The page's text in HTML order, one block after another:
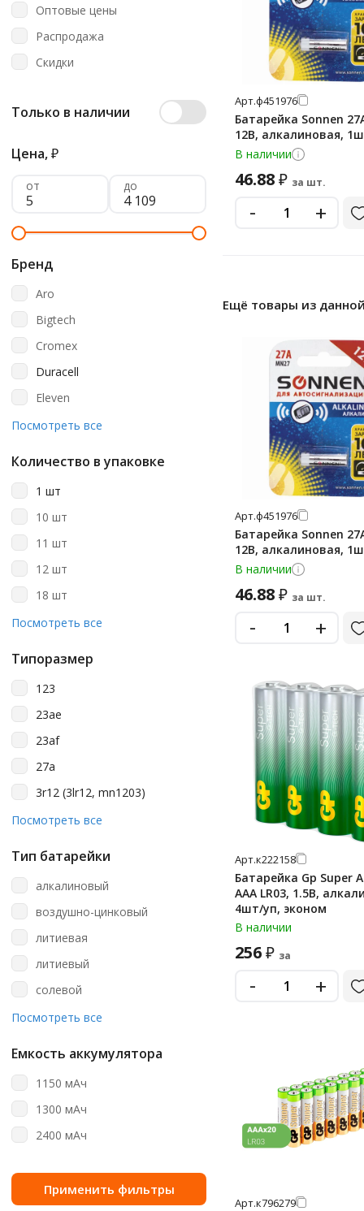
Оптовые цены
Распродажа
Скидки
Только в наличии
Цена,₽
от до
Бренд
Aro
Bigtech
Cromex
Duracell
Eleven
Energizer
Smart Buy
Smartbuy
Sonnen
Varta
Посмотреть все
Количество в упаковке
1 шт
10 шт
11 шт
12 шт
18 шт
2 шт
60 шт
8 шт
Посмотреть все
Типоразмер
123
23ae
23af
27a
3r12 (3lr12, mn1203)
a23
aa/aaa
cr123a
cr1616
cr2
cr2016
cr2025
cr2032 (5004lc)
Посмотреть все
Тип батарейки
алкалиновый
воздушно-цинковый
литиевая
литиевый
солевой
щелочная
Посмотреть все
Емкость аккумулятора
1150 мАч
1300 мАч
2400 мАч
Арт.ф451976
Батарейка Sonnen
12В, алкалиновая,
В наличии
46.88₽ за шт.
- +
Ещё товары из
Арт.ф451976
Батарейка Sonnen
12В, алкалиновая,
В наличии
46.88₽ за шт.
- +
Арт.к222158
Батарейка Gp Super
AAA LR03, 1.5В,
4шт/уп, эконом
В наличии
256₽ за
- +
Арт.к796279